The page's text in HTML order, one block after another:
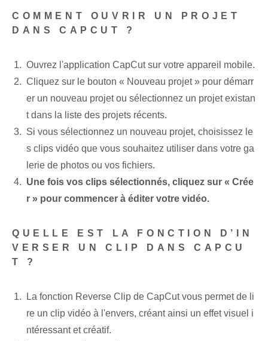
COMMENT OUVRIR UN PROJET
DANS CAPCUT ?
Ouvrez l'application CapCut sur votre appareil mobile.
Cliquez sur le bouton « Nouveau projet » pour démarr
er un nouveau projet ou sélectionnez un projet existan
t dans la liste des projets récents.
Si vous sélectionnez un nouveau projet, choisissez le
s clips vidéo que vous souhaitez utiliser dans votre ga
lerie de photos ou vos fichiers.
Une fois vos clips sélectionnés, cliquez sur « Crée
r » pour commencer à éditer votre vidéo.
QUELLE EST LA FONCTION D’IN
VERSER UN CLIP DANS CAPCU
T ?
La fonction Reverse Clip de CapCut vous permet de li
re un clip vidéo à l'envers, créant ainsi un effet visuel i
ntéressant et créatif.